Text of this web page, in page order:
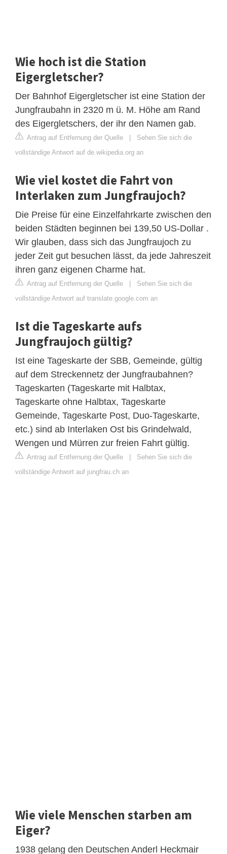
Wie hoch ist die Station
Eigergletscher?
Der Bahnhof Eigergletscher ist eine Station der
Jungfraubahn in 2320 m ü. M. Höhe am Rand
des Eigergletschers, der ihr den Namen gab.
Antrag auf Entfernung der Quelle | Sehen Sie sich die
vollständige Antwort auf de.wikipedia.org an
Wie viel kostet die Fahrt von
Interlaken zum Jungfraujoch?
Die Preise für eine Einzelfahrkarte zwischen den
beiden Städten beginnen bei 139,50 US-Dollar .
Wir glauben, dass sich das Jungfraujoch zu
jeder Zeit gut besuchen lässt, da jede Jahreszeit
ihren ganz eigenen Charme hat.
Antrag auf Entfernung der Quelle | Sehen Sie sich die
vollständige Antwort auf translate.google.com an
Ist die Tageskarte aufs
Jungfraujoch gültig?
Ist eine Tageskarte der SBB, Gemeinde, gültig
auf dem Streckennetz der Jungfraubahnen?
Tageskarten (Tageskarte mit Halbtax,
Tageskarte ohne Halbtax, Tageskarte
Gemeinde, Tageskarte Post, Duo-Tageskarte,
etc.) sind ab Interlaken Ost bis Grindelwald,
Wengen und Mürren zur freien Fahrt gültig.
Antrag auf Entfernung der Quelle | Sehen Sie sich die
vollständige Antwort auf jungfrau.ch an
Wie viele Menschen starben am
Eiger?
1938 gelang den Deutschen Anderl Heckmair